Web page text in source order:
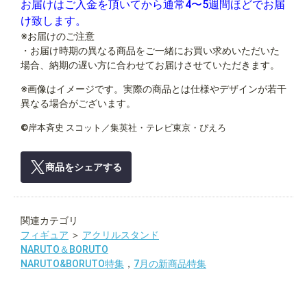
お届けはご入金を頂いてから通常4〜5週間ほどでお届
け致します。
※お届けのご注意
・お届け時期の異なる商品をご一緒にお買い求めいただいた
場合、納期の遅い方に合わせてお届けさせていただきます。
※画像はイメージです。実際の商品とは仕様やデザインが若干
異なる場合がございます。
©岸本斉史 スコット／集英社・テレビ東京・ぴえろ
商品をシェアする
関連カテゴリ
フィギュア ＞ アクリルスタンド
NARUTO＆BORUTO
NARUTO&BORUTO特集 ， 7月の新商品特集